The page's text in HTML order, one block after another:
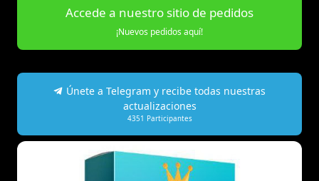
Accede a nuestro sitio de pedidos
¡Nuevos pedidos aquí!
Únete a Telegram y recibe todas nuestras
actualizaciones
4351 Participantes